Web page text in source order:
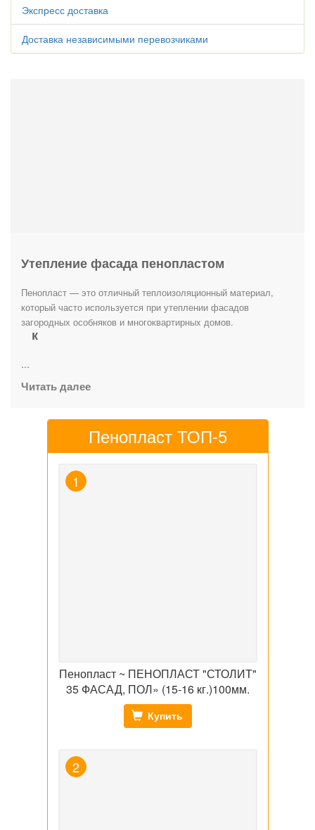
Экспресс доставка
Доставка независимыми перевозчиками
Утепление фасада пенопластом
Пенопласт — это отличный теплоизоляционный материал,
который часто используется при утеплении фасадов
загородных особняков и многоквартирных домов.
к
...
Читать далее
Пенопласт ТОП-5
Пенопласт ~ ПЕНОПЛАСТ "СТОЛИТ"
35 ФАСАД, ПОЛ» (15-16 кг.)100мм.
Купить